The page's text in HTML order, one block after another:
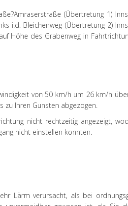
(Übertretung 1)
i.d. Bleichenweg (Übertretung 2)
Höhe des Grabenweg in
von 50 km/h um 26 km/h
Ihren Gunsten abgezogen.
nicht rechtzeitig angezeigt,
nicht einstellen konnten.
Lärm verursacht, als bei